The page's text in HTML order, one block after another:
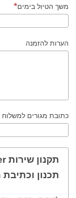
משך הטיול בימים
הערות להזמנה
כתובת מגורים
תקנון שירות VIP Traveler
תכנון